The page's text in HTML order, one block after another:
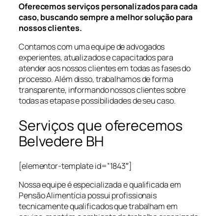
Oferecemos serviços personalizados para cada
caso, buscando sempre a melhor solução para
nossos clientes.
Contamos com uma equipe de advogados
experientes, atualizados e capacitados para
atender aos nossos clientes em todas as fases do
processo. Além disso, trabalhamos de forma
transparente, informando nossos clientes sobre
todas as etapas e possibilidades de seu caso.
Serviços que oferecemos
Belvedere BH
[elementor-template id=”1843″]
Nossa equipe é especializada e qualificada em
Pensão Alimentícia possui profissionais
tecnicamente qualificados que trabalham em